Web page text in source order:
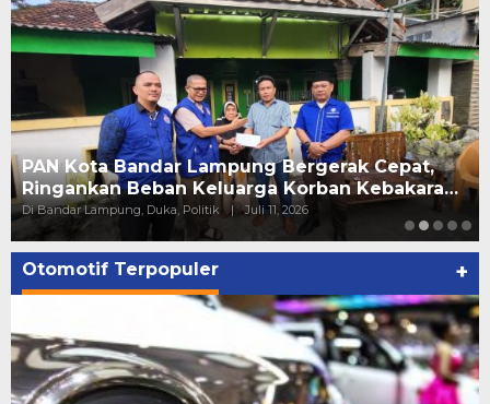
PAN Kota Bandar Lampung Bergerak Cepat,
Ringankan Beban Keluarga Korban Kebakara…
Di Bandar Lampung, Duka, Politik | Juli 11, 2026
Otomotif Terpopuler +